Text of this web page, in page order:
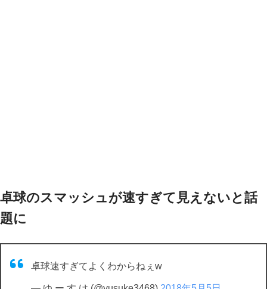
卓球のスマッシュが速すぎて見えないと話
題に
卓球速すぎてよくわからねぇw